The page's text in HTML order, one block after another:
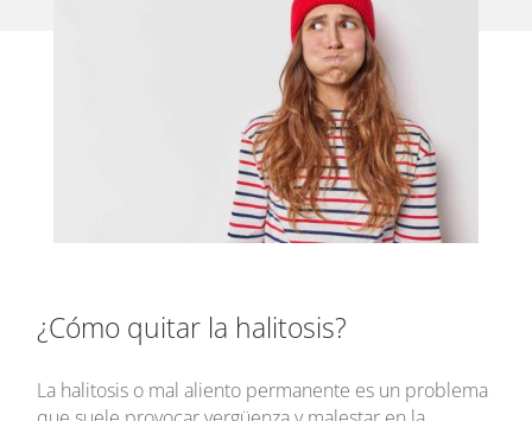
¿Cómo quitar la halitosis?
La halitosis o mal aliento permanente es un problema